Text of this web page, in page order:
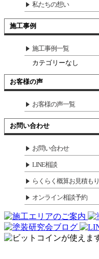
私たちの想い
施工事例
施工事例一覧
カテゴリーなし
お客様の声
お客様の声一覧
お問い合わせ
お問い合わせ
LINE相談
らくらく概算お見積もり
オンライン相談予約